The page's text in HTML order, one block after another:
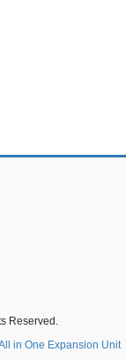
Reserved.
in One Expansion Unit